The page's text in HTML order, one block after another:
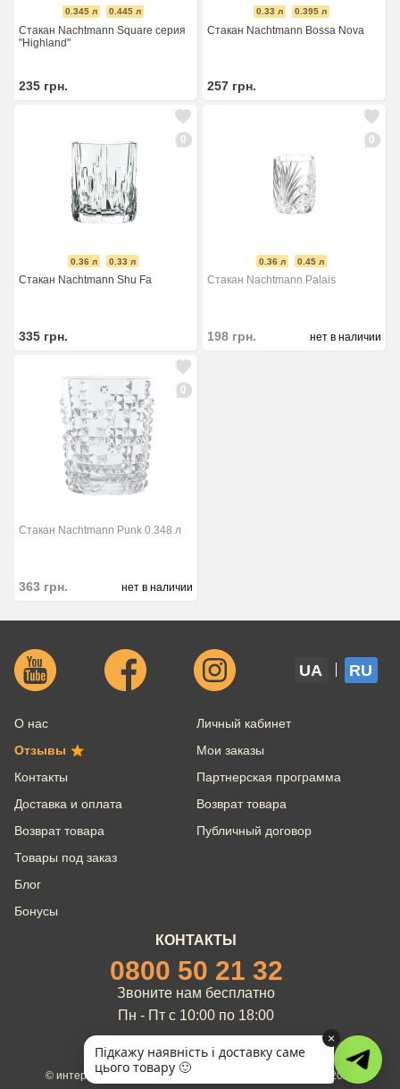
0.345 л 0.445 л
Стакан Nachtmann Square серия
"Highland"
235 грн.
0.33 л 0.395 л
Стакан Nachtmann Bossa Nova
257 грн.
0
0.36 л 0.33 л
Стакан Nachtmann Shu Fa
335 грн.
0
0.36 л 0.45 л
Стакан Nachtmann Palais
198 грн. нет в наличии
0
Стакан Nachtmann Punk 0.348 л
363 грн. нет в наличии
UA RU
О нас
Отзывы
Контакты
Доставка и оплата
Возврат товара
Товары под заказ
Блог
Бонусы
Личный кабинет
Мои заказы
Партнерская программа
Возврат товара
Публичный договор
КОНТАКТЫ
0800 50 21 32
Звоните нам бесплатно
Пн - Пт с 10:00 по 18:00
© интернет-магазин брендовых товаров Servicio 2012 - 2026
Підкажу наявність і доставку саме
цього товару 🙂
×